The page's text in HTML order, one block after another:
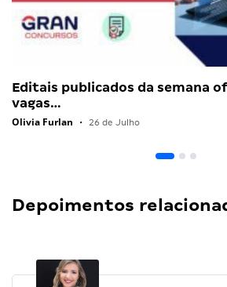
Editais publicados da semana
vagas…
Olivia Furlan • 26 de Julho
Depoimentos